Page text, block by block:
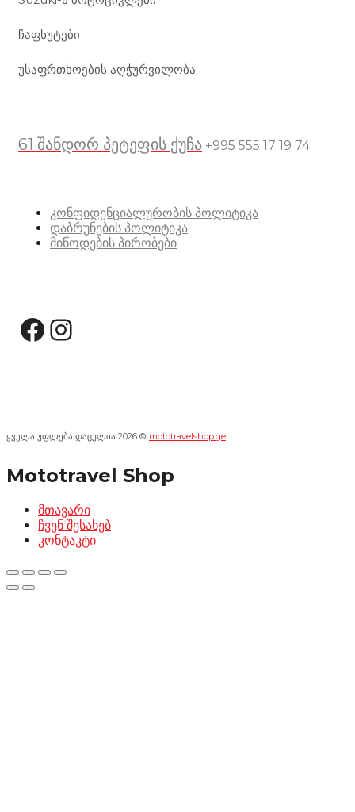
ჩაფხუტები
უსაფრთხოების აღჭურვილობა
61 შანდორ პეტეფის ქუჩა +995 555 17 19 74
კონფიდენციალურობის პოლიტიკა
დაბრუნების პოლიტიკა
მიწოდების პირობები
Facebook
Instagram
ყველა უფლება დაცულია 2026 © mototravelshop.ge
Mototravel Shop
მთავარი
ჩვენ შესახებ
კონტაკტი